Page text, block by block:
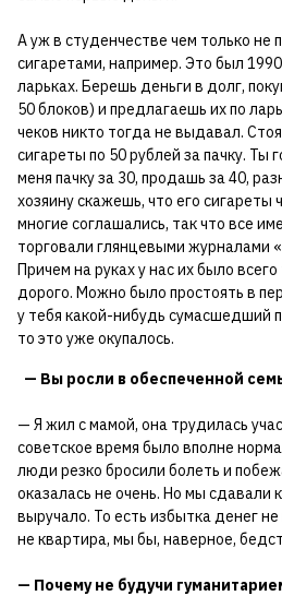
А уж в студенчестве чем только не
сигаретами, например. Это был
ларьках. Берешь деньги в долг,
50 блоков) и предлагаешь их по
чеков никто тогда не выдавал.
сигареты по 50 рублей за пачку. Ты
меня пачку за 30, продашь за 40,
хозяину скажешь, что его сигареты
многие соглашались, так что все
торговали глянцевыми журналами
Причем на руках у нас их было
дорого. Можно было простоять в
у тебя какой-нибудь сумасшедший
то это уже окупалось.
— Вы росли в обеспеченной
— Я жил с мамой, она трудилась
советское время было вполне
люди резко бросили болеть и
оказалась не очень. Но мы сдавали
выручало. То есть избытка денег
не квартира, мы бы, наверное,
— Почему не будучи